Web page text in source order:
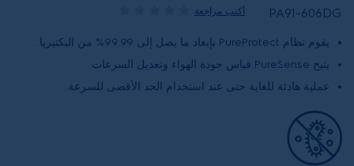
PA91-606DG أكتب مراجعة
يقوم نظام PureProtect بإبعاد ما يصل إلى 99.99% من البكتيريا.
يتيح PureSense قياس جودة الهواء وتعديل السرعات.
عملية هادئة للغاية حتى عند استخدام الحد الأقصى للسرعة.